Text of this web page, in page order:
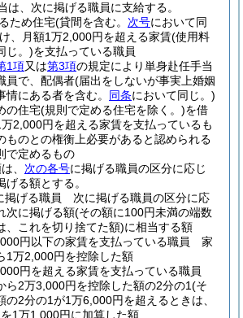
は、次に掲げる職員に支給する。
ため住宅(貸間を含む。 次号において同
、月額1万2,000円を超える家賃(使用料
じ。)を支払っている職員
1項又は第3項の規定により単身赴任手当
員で、配偶者(届出をしないが事実上婚姻
情にある者を含む。 同条において同じ。)
の住宅(規則で定める住宅を除く。)を借
2,000円を超える家賃を支払っているも
ものとの権衡上必要があると認められる
で定めるもの
、 次の各号に掲げる職員の区分に応じ
げる額とする。
掲げる職員 次に掲げる職員の区分に応
次に掲げる額(その額に100円未満の端数
、これを切り捨てた額)に相当する額
円以下の家賃を支払っている職員 家
1万2,000円を控除した額
円を超える家賃を支払っている職員
ら2万3,000円を控除した額の2分の1(そ
の2分の1が1万6,000円を超えるときは、
を1万1,000円に加算した額